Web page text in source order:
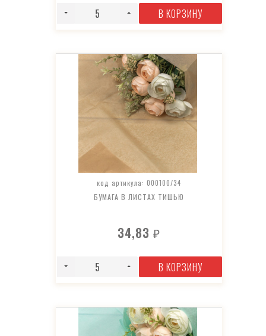
В КОРЗИНУ
код артикула: 000100/34
БУМАГА В ЛИСТАХ ТИШЬЮ
34,83₽
В КОРЗИНУ